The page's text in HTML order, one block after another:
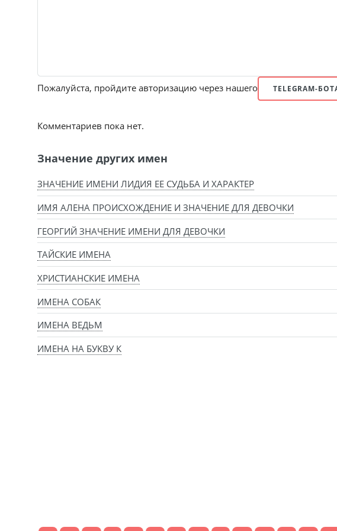
Пожалуйста, пройдите авторизацию через нашего TELEGRAM-
Комментариев пока нет.
Значение других имен
ЗНАЧЕНИЕ ИМЕНИ ЛИДИЯ ЕЕ СУДЬБА И ХАРАКТЕР
ИМЯ АЛЕНА ПРОИСХОЖДЕНИЕ И ЗНАЧЕНИЕ ДЛЯ ДЕВОЧКИ
ГЕОРГИЙ ЗНАЧЕНИЕ ИМЕНИ ДЛЯ ДЕВОЧКИ
ТАЙСКИЕ ИМЕНА
ХРИСТИАНСКИЕ ИМЕНА
ИМЕНА СОБАК
ИМЕНА ВЕДЬМ
ИМЕНА НА БУКВУ К